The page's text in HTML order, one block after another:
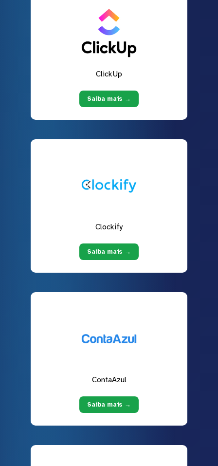
ClickUp
Saiba mais →
Clockify
Saiba mais →
ContaAzul
Saiba mais →